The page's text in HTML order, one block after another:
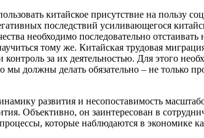
китайское присутствие на
последствий усиливающегося
необходимо последовательно
тому же. Китайская трудовая
контроль за их деятельностью. Для этого
должны делать обязательно – не только
развития и несопоставимость
Объективно, он заинтересован в
которые наблюдаются в экономике